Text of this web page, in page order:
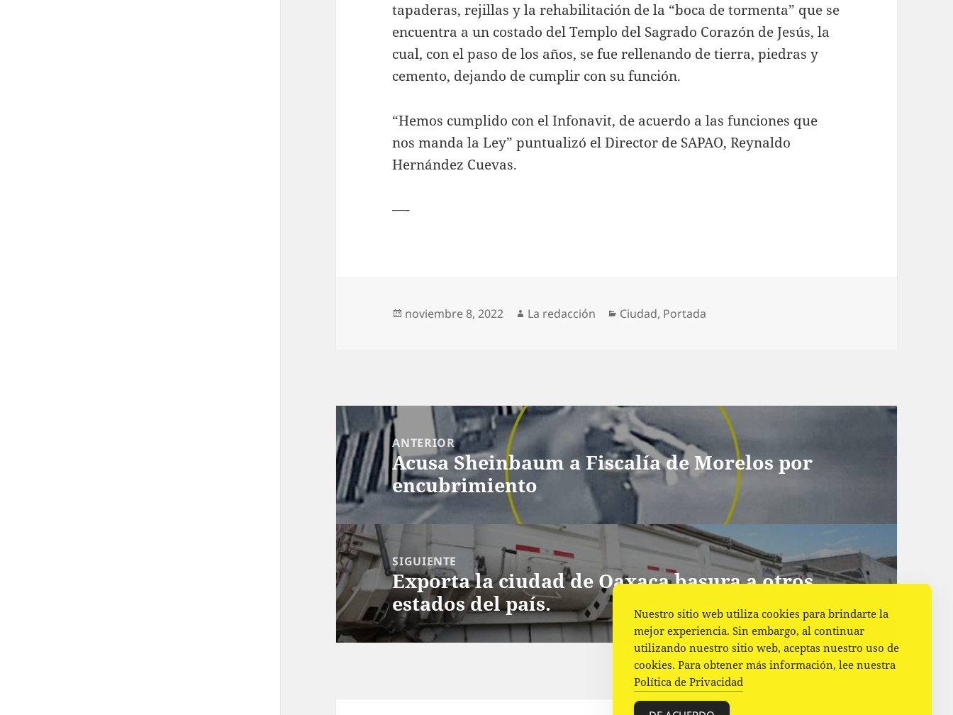
tapaderas, rejillas y la rehabilitación de la “boca de tormenta” que se
encuentra a un costado del Templo del Sagrado Corazón de Jesús, la
cual, con el paso de los años, se fue rellenando de tierra, piedras y
cemento, dejando de cumplir con su función.
“Hemos cumplido con el Infonavit, de acuerdo a las funciones que
nos manda la Ley” puntualizó el Director de SAPAO, Reynaldo
Hernández Cuevas.
—-
Publicado
noviembre 8, 2022 Autor
La redacción Categorías
Ciudad, Portada
Navegación
de
entradas
ANTERIOR
Entrada
anterior:
Acusa Sheinbaum a Fiscalía de Morelos por
encubrimiento
SIGUIENTE
Siguiente
entrada:
Exporta la ciudad de Oaxaca basura a otros
estados del país.
Nuestro sitio web utiliza cookies para brindarte la
mejor experiencia. Sin embargo, al continuar
utilizando nuestro sitio web, aceptas nuestro uso de
cookies. Para obtener más información, lee nuestra
Política de Privacidad